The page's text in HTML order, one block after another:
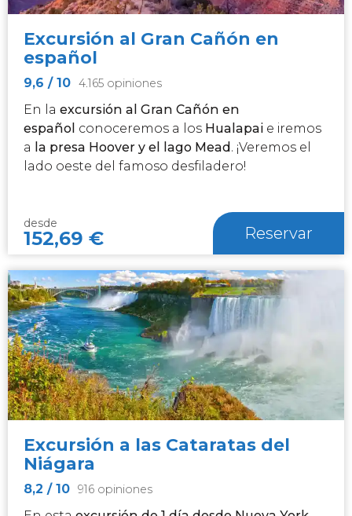
Excursión al Gran Cañón en
español
9,6 / 10 4.165 opiniones
En la excursión al Gran Cañón en
español conoceremos a los Hualapai e iremos
a la presa Hoover y el lago Mead. ¡Veremos el
lado oeste del famoso desfiladero!
desde
152,69 € Reservar
Excursión a las Cataratas del
Niágara
8,2 / 10 916 opiniones